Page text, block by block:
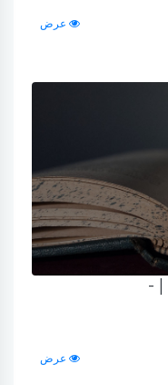
عرض
| -
عرض